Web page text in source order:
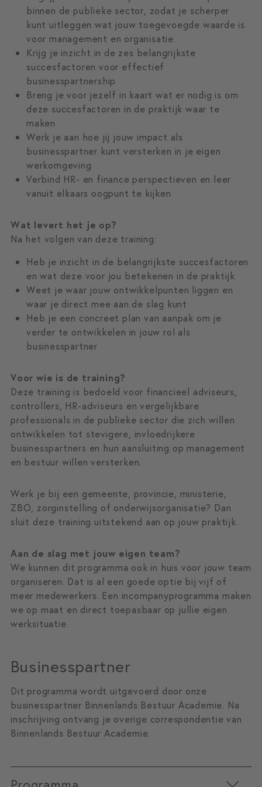
binnen de publieke sector, zodat je scherper
kunt uitleggen wat jouw toegevoegde waarde is
voor management en organisatie.
Krijg je inzicht in de zes belangrijkste
succesfactoren voor effectief
businesspartnership
Breng je voor jezelf in kaart wat er nodig is om
deze succesfactoren in de praktijk waar te
maken
Werk je aan hoe jij jouw impact als
businesspartner kunt versterken in je eigen
werkomgeving
Verbind HR- en finance perspectieven en leer
vanuit elkaars oogpunt te kijken
Wat levert het je op?
Na het volgen van deze training:
Heb je inzicht in de belangrijkste succesfactoren
en wat deze voor jou betekenen in de praktijk
Weet je waar jouw ontwikkelpunten liggen en
waar je direct mee aan de slag kunt
Heb je een concreet plan van aanpak om je
verder te ontwikkelen in jouw rol als
businesspartner
Voor wie is de training?
Deze training is bedoeld voor financieel adviseurs,
controllers, HR-adviseurs en vergelijkbare
professionals in de publieke sector die zich willen
ontwikkelen tot stevigere, invloedrijkere
businesspartners en hun aansluiting op management
en bestuur willen versterken.
Werk je bij een gemeente, provincie, ministerie,
ZBO, zorginstelling of onderwijsorganisatie? Dan
sluit deze training uitstekend aan op jouw praktijk.
Aan de slag met jouw eigen team?
We kunnen dit programma ook in huis voor jouw team
organiseren. Dat is al een goede optie bij vijf of
meer medewerkers. Een incompanyprogramma maken
we op maat en direct toepasbaar op jullie eigen
werksituatie.
Businesspartner
Dit programma wordt uitgevoerd door onze
businesspartner Binnenlands Bestuur Academie. Na
inschrijving ontvang je overige correspondentie van
Binnenlands Bestuur Academie.